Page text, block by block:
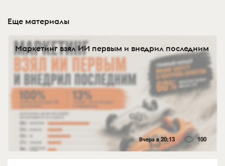
Еще материалы
Маркетинг взял ИИ первым и внедрил последним
Вчера в 20:13 100